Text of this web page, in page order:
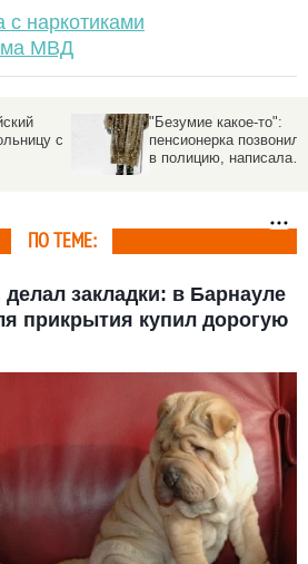
с наркотиками
МВД
с
"Безумие какое-то":
пенсионерка позвонила
в полицию, написала
ПО ТЕМЕ:
закладки: в Барнауле
прикрытия купил дорогую